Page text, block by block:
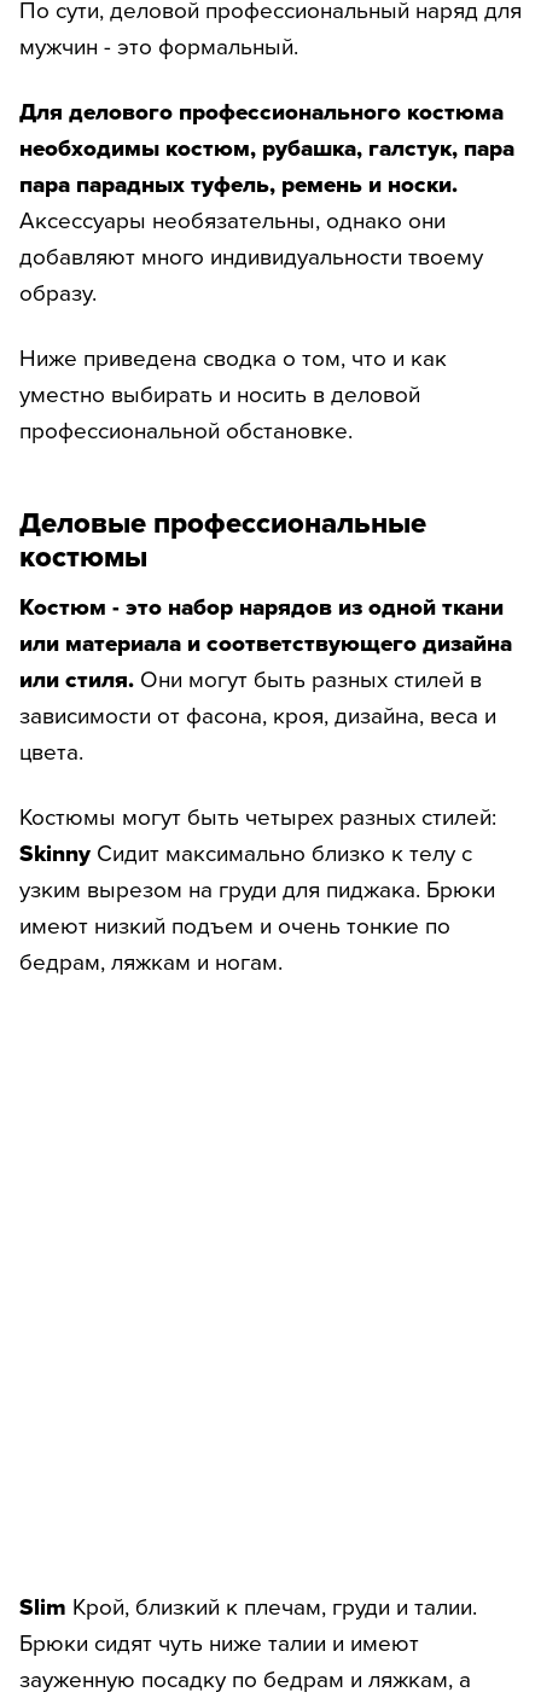
По сути, деловой профессиональный наряд для
мужчин - это формальный.
Для делового профессионального костюма
необходимы костюм, рубашка, галстук, пара
пара парадных туфель, ремень и носки.
Аксессуары необязательны, однако они
добавляют много индивидуальности твоему
образу.
Ниже приведена сводка о том, что и как
уместно выбирать и носить в деловой
профессиональной обстановке.
Деловые профессиональные
костюмы
Костюм - это набор нарядов из одной ткани
или материала и соответствующего дизайна
или стиля. Они могут быть разных стилей в
зависимости от фасона, кроя, дизайна, веса и
цвета.
Костюмы могут быть четырех разных стилей:
Skinny Сидит максимально близко к телу с
узким вырезом на груди для пиджака. Брюки
имеют низкий подъем и очень тонкие по
бедрам, ляжкам и ногам.
Slim Крой, близкий к плечам, груди и талии.
Брюки сидят чуть ниже талии и имеют
зауженную посадку по бедрам и ляжкам, а